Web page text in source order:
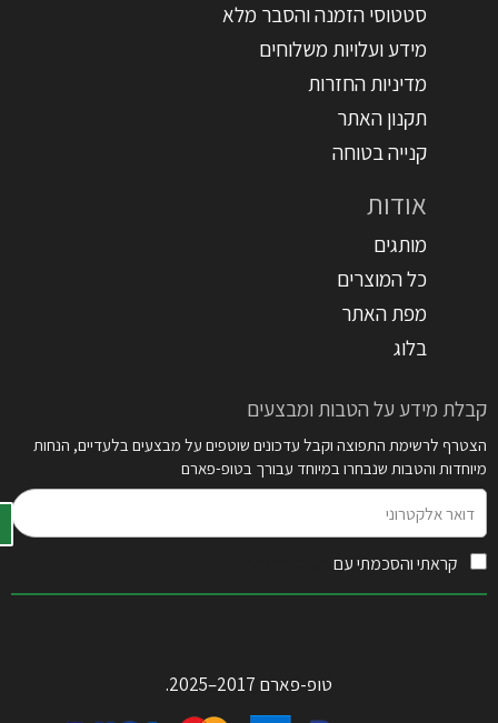
סטטוסי הזמנה והסבר מלא
מידע ועלויות משלוחים
מדיניות החזרות
תקנון האתר
קנייה בטוחה
אודות
מותגים
כל המוצרים
מפת האתר
בלוג
קבלת מידע על הטבות ומבצעים
הצטרף לרשימת התפוצה וקבל עדכונים שוטפים על מבצעים בלעדיים, הנחות
מיוחדות והטבות שנבחרו במיוחד עבורך בטופ-פארם
אלקטרוני
קראתי והסכמתי עם
טופ-פארם 2017–2025.